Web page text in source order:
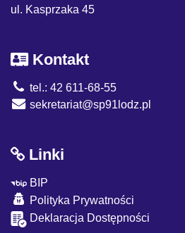
ul. Kasprzaka 45
Kontakt
tel.: 42 611-68-55
sekretariat@sp91lodz.pl
Linki
BIP
Polityka Prywatności
Deklaracja Dostępności